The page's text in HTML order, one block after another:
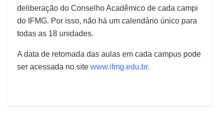
deliberação do Conselho Acadêmico de cada campi
do IFMG. Por isso, não há um calendário único para
todas as 18 unidades.
A data de retomada das aulas em cada campus pode
ser acessada no site www.ifmg.edu.br.